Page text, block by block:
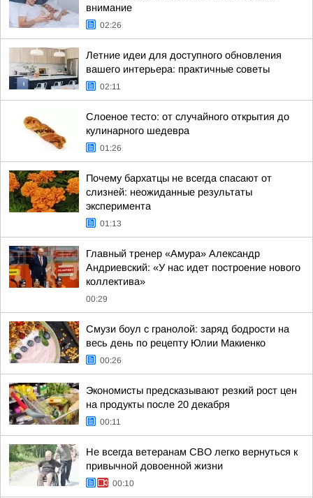
внимание
02:26
Летние идеи для доступного обновления
вашего интерьера: практичные советы
02:11
Слоеное тесто: от случайного открытия до
кулинарного шедевра
01:26
Почему бархатцы не всегда спасают от
слизней: неожиданные результаты
эксперимента
01:13
Главный тренер «Амура» Александр
Андриевский: «У нас идет построение нового
коллектива»
00:29
Смузи боул с гранолой: заряд бодрости на
весь день по рецепту Юлии Макиенко
00:26
Экономисты предсказывают резкий рост цен
на продукты после 20 декабря
00:11
Не всегда ветеранам СВО легко вернуться к
привычной довоенной жизни
00:10